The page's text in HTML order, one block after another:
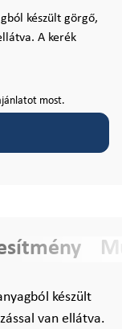
készült görgő,
A kerék
most.
készült
van ellátva.